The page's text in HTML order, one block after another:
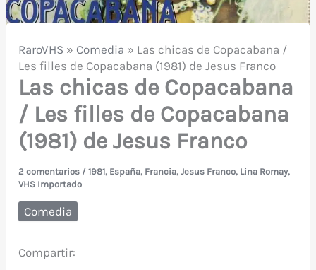
RaroVHS » Comedia » Las chicas de Copacabana /
Les filles de Copacabana (1981) de Jesus Franco
Las chicas de Copacabana
/ Les filles de Copacabana
(1981) de Jesus Franco
2 comentarios /1981, España, Francia,Jesus Franco, Lina Romay,
VHS Importado
Comedia
Compartir: